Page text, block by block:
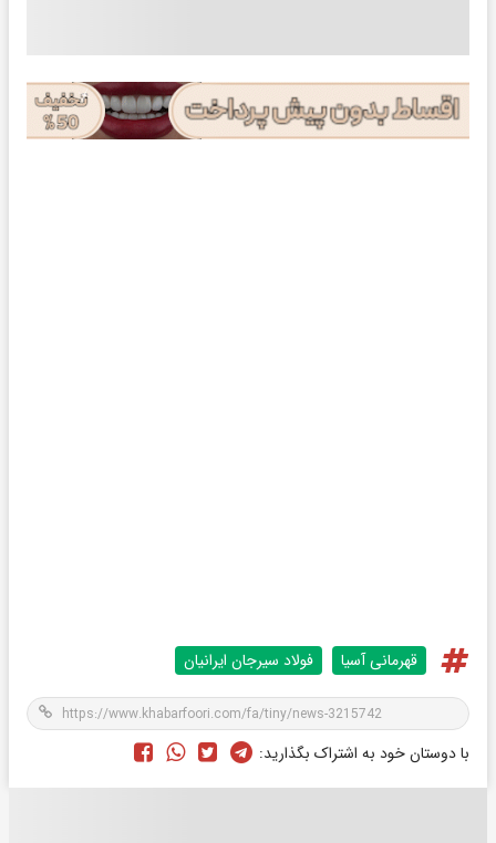
قهرمانی آسیا فولاد سیرجان ایرانیان
با دوستان خود به اشتراک بگذارید: